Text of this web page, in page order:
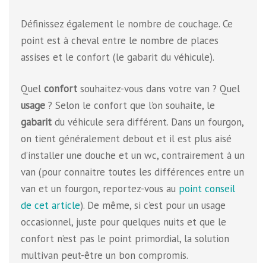
Définissez également le nombre de couchage. Ce
point est à cheval entre le nombre de places
assises et le confort (le gabarit du véhicule).
Quel confort souhaitez-vous dans votre van ? Quel
usage ? Selon le confort que l’on souhaite, le
gabarit du véhicule sera différent. Dans un fourgon,
on tient généralement debout et il est plus aisé
d’installer une douche et un wc, contrairement à un
van (pour connaitre toutes les différences entre un
van et un fourgon, reportez-vous au point conseil
de cet article). De même, si c’est pour un usage
occasionnel, juste pour quelques nuits et que le
confort n’est pas le point primordial, la solution
multivan peut-être un bon compromis.